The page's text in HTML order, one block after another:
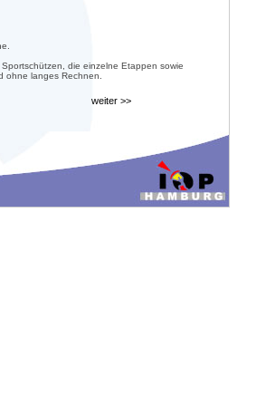
die einzelne Etappen sowie
ohne langes Rechnen.
weiter >>